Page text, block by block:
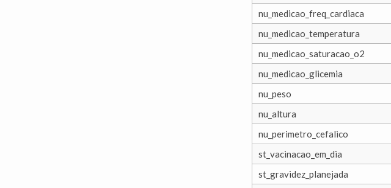
nu_medicao_freq_cardiaca
nu_medicao_temperatura
nu_medicao_saturacao_o2
nu_medicao_glicemia
nu_peso
nu_altura
nu_perimetro_cefalico
st_vacinacao_em_dia
st_gravidez_planejada